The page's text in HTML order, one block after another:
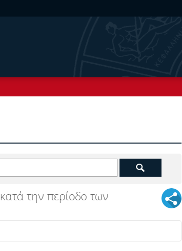
την περίοδο των